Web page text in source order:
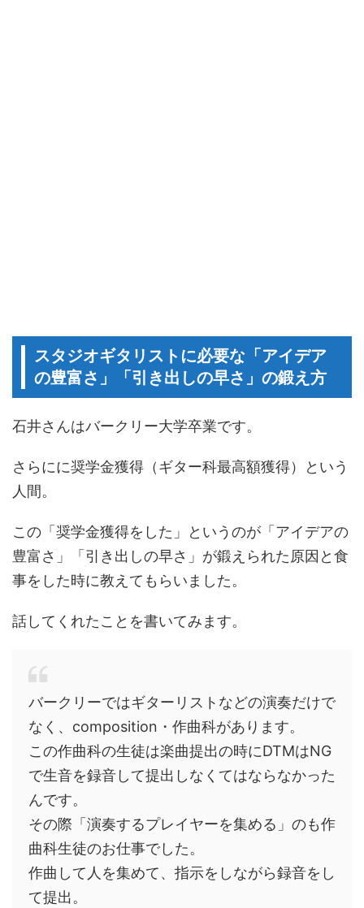
スタジオギタリストに必要な「アイデア
の豊富さ」「引き出しの早さ」の鍛え方
石井さんはバークリー大学卒業です。
さらにに奨学金獲得（ギター科最高額獲得）という
人間。
この「奨学金獲得をした」というのが「アイデアの
豊富さ」「引き出しの早さ」が鍛えられた原因と食
事をした時に教えてもらいました。
話してくれたことを書いてみます。
バークリーではギターリストなどの演奏だけで
なく、composition・作曲科があります。
この作曲科の生徒は楽曲提出の時にDTMはNG
で生音を録音して提出しなくてはならなかった
んです。
その際「演奏するプレイヤーを集める」のも作
曲科生徒のお仕事でした。
作曲して人を集めて、指示をしながら録音をし
て提出。